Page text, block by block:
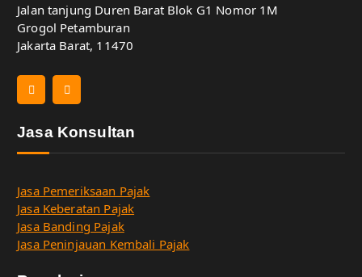
Jalan tanjung Duren Barat Blok G1 Nomor 1M
Grogol Petamburan
Jakarta Barat, 11470
Jasa Konsultan
Jasa Pemeriksaan Pajak
Jasa Keberatan Pajak
Jasa Banding Pajak
Jasa Peninjauan Kembali Pajak